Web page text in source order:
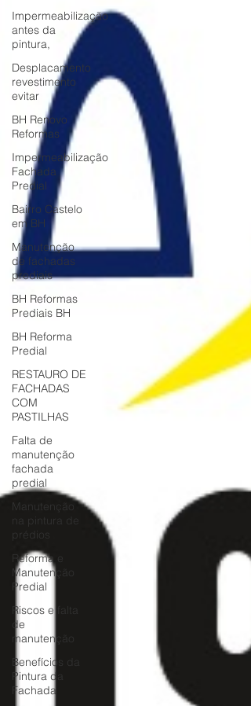
Impermeabilização
antes da
pintura,
Desplacamento
revestimento
evitar
BH Renovo
Reformas
Impermeabilização
Fachada
Predial
Bairro Castelo
em BH
Manutenção
de fachadas
prediais
BH Reformas
Prediais BH
BH Reforma
Predial
RESTAURO DE
FACHADAS
COM
PASTILHAS
Falta de
manutenção
fachada
predial
Manutenção
na pintura de
prédios
Reforma e
Manutenção
Predial
Riscos e falta
de
manutenção
Benefícios da
Pintura da
Fachada